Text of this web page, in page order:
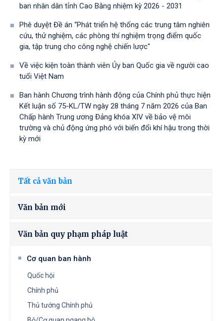
ban nhân dân tỉnh Cao Bằng nhiệm kỳ 2026 - 2031
Phê duyệt Đề án “Phát triển hệ thống các trung tâm nghiên
cứu, thử nghiệm, các phòng thí nghiệm trọng điểm quốc
gia, tập trung cho công nghệ chiến lược"
Về việc kiện toàn thành viên Ủy ban Quốc gia về người cao
tuổi Việt Nam
Ban hành Chương trình hành động của Chính phủ thực hiện
Kết luận số 75-KL/TW ngày 28 tháng 7 năm 2026 của Ban
Chấp hành Trung ương Đảng khóa XIV về bảo vệ môi
trường và chủ động ứng phó với biến đổi khí hậu trong thời
kỳ mới
Tất cả văn bản
Văn bản mới
Văn bản quy phạm pháp luật
Cơ quan ban hành
Quốc hội
Chính phủ
Thủ tướng Chính phủ